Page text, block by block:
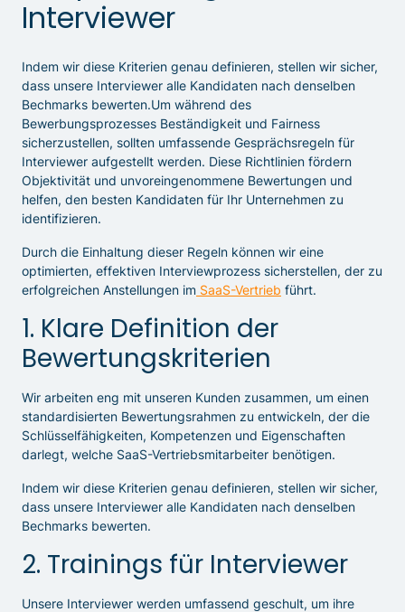
Interviewer
Indem wir diese Kriterien genau definieren, stellen wir sicher,
dass unsere Interviewer alle Kandidaten nach denselben
Bechmarks bewerten.Um während des
Bewerbungsprozesses Beständigkeit und Fairness
sicherzustellen, sollten umfassende Gesprächsregeln für
Interviewer aufgestellt werden. Diese Richtlinien fördern
Objektivität und unvoreingenommene Bewertungen und
helfen, den besten Kandidaten für Ihr Unternehmen zu
identifizieren.
Durch die Einhaltung dieser Regeln können wir eine
optimierten, effektiven Interviewprozess sicherstellen, der zu
erfolgreichen Anstellungen im SaaS-Vertrieb führt.
1. Klare Definition der
Bewertungskriterien
Wir arbeiten eng mit unseren Kunden zusammen, um einen
standardisierten Bewertungsrahmen zu entwickeln, der die
Schlüsselfähigkeiten, Kompetenzen und Eigenschaften
darlegt, welche SaaS-Vertriebsmitarbeiter benötigen.
Indem wir diese Kriterien genau definieren, stellen wir sicher,
dass unsere Interviewer alle Kandidaten nach denselben
Bechmarks bewerten.
2. Trainings für Interviewer
Unsere Interviewer werden umfassend geschult, um ihre